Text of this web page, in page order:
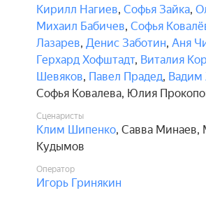
Кирилл Нагиев, Софья Зайка,
Михаил Бабичев, Софья
Лазарев, Денис Заботин, Аня
Герхард Хофштадт, Виталия
Шевяков, Павел Прадед, Вадим
Софья Ковалева, Юлия
Сценаристы
Клим Шипенко, Савва Минаев,
Кудымов
Оператор
Игорь Гринякин